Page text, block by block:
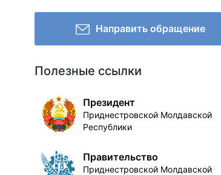
Направить обращение
Полезные ссылки
Президент
Приднестровской Молдавской
Республики
Правительство
Приднестровской Молдавской